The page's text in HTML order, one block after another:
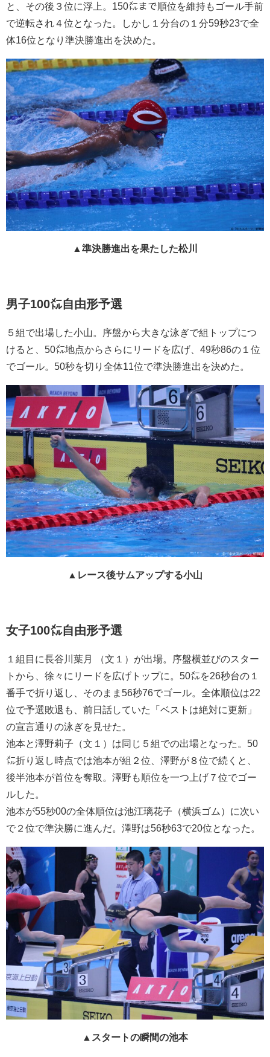
と、その後３位に浮上。150㍍まで順位を維持もゴール手前
で逆転され４位となった。しかし１分台の１分59秒23で全
体16位となり準決勝進出を決めた。
▲準決勝進出を果たした松川
男子100㍍自由形予選
５組で出場した小山。序盤から大きな泳ぎで組トップにつ
けると、50㍍地点からさらにリードを広げ、49秒86の１位
でゴール。50秒を切り全体11位で準決勝進出を決めた。
▲レース後サムアップする小山
女子100㍍自由形予選
１組目に長谷川葉月 （文１）が出場。序盤横並びのスター
トから、徐々にリードを広げトップに。50㍍を26秒台の１
番手で折り返し、そのまま56秒76でゴール。全体順位は22
位で予選敗退も、前日話していた「ベストは絶対に更新」
の宣言通りの泳ぎを見せた。
池本と澤野莉子（文１）は同じ５組での出場となった。50
㍍折り返し時点では池本が組２位、澤野が８位で続くと、
後半池本が首位を奪取。澤野も順位を一つ上げ７位でゴー
ルした。
池本が55秒00の全体順位は池江璃花子（横浜ゴム）に次い
で２位で準決勝に進んだ。澤野は56秒63で20位となった。
▲スタートの瞬間の池本